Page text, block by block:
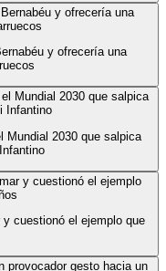
y ofrecería una
Mundial 2030 que salpica
cuestionó el ejemplo que